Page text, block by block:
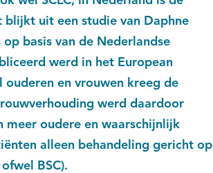
uit een studie van Daphne
op basis van de Nederlandse
werd in het European
ouderen en vrouwen kreeg de
werd daardoor
meer oudere en waarschijnlijk
alleen behandeling gericht op
BSC).